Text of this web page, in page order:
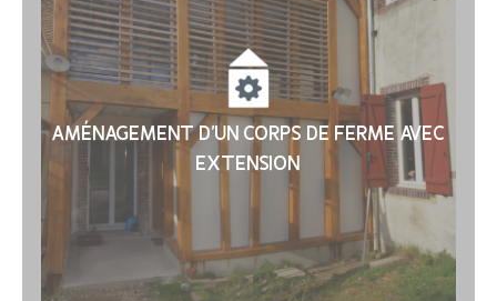
AMÉNAGEMENT D’UN CORPS DE FERME AVEC
EXTENSION